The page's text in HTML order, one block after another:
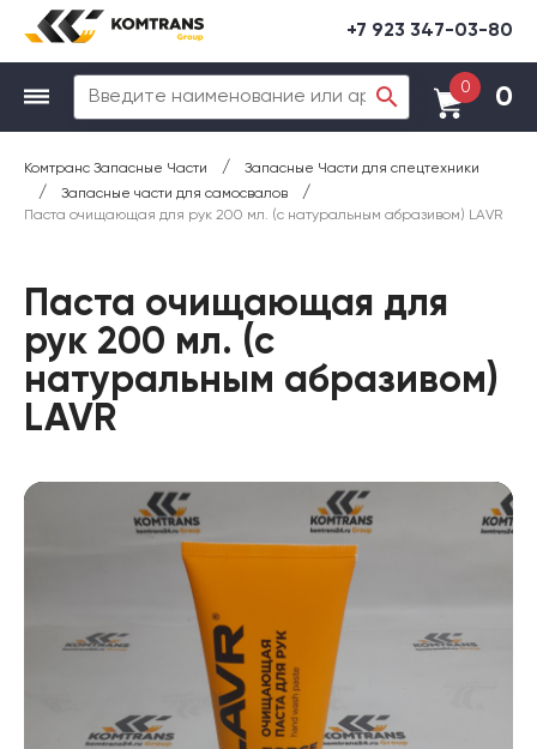
+7 923 347-03-80
0 0
Комтранс Запасные Части / Запасные Части для спецтехники
/ Запасные части для самосвалов /
Паста очищающая для рук 200 мл. (с натуральным абразивом) LAVR
Паста очищающая для
рук 200 мл. (с
натуральным абразивом)
LAVR